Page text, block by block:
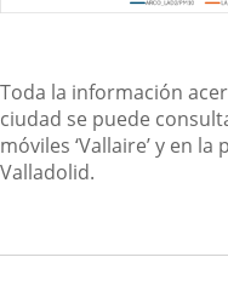
Toda la información
ciudad se puede
móviles ‘Vallaire’ y en
Valladolid.